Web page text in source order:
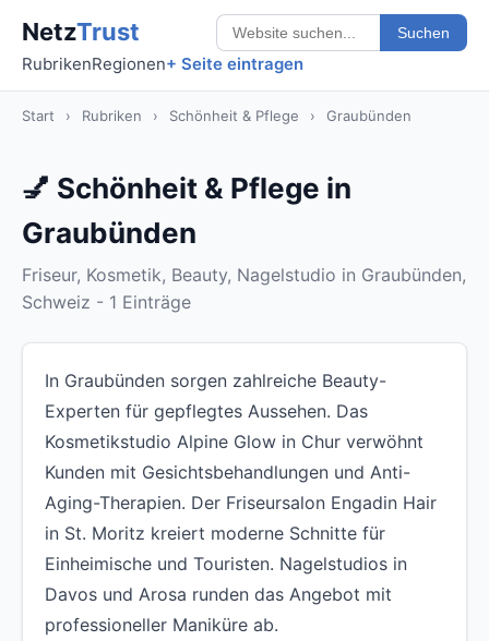
NetzTrust Suchen
RubrikenRegionen+ Seite eintragen
Start › Rubriken › Schönheit & Pflege › Graubünden
💅 Schönheit & Pflege in
Graubünden
Friseur, Kosmetik, Beauty, Nagelstudio in Graubünden,
Schweiz - 1 Einträge
In Graubünden sorgen zahlreiche Beauty-
Experten für gepflegtes Aussehen. Das
Kosmetikstudio Alpine Glow in Chur verwöhnt
Kunden mit Gesichtsbehandlungen und Anti-
Aging-Therapien. Der Friseursalon Engadin Hair
in St. Moritz kreiert moderne Schnitte für
Einheimische und Touristen. Nagelstudios in
Davos und Arosa runden das Angebot mit
professioneller Maniküre ab.